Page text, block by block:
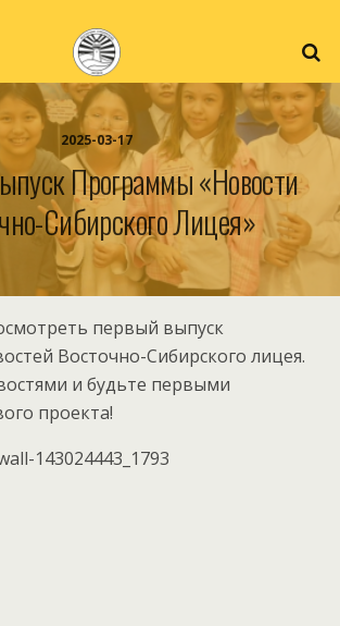
2025-03-17
Программы «Новости
Сибирского Лицея»
первый выпуск
Восточно-Сибирского лицея.
и будьте первыми
проекта!
143024443_1793